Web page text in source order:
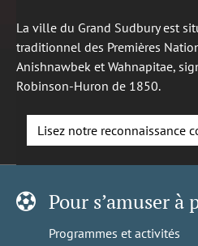
La ville du Grand Sudbury est
traditionnel des Premières
Anishnawbek et Wahnapitae,
Robinson-Huron de 1850.
Lisez notre reconnaissance
Pour s’amuser à
Programmes et activités